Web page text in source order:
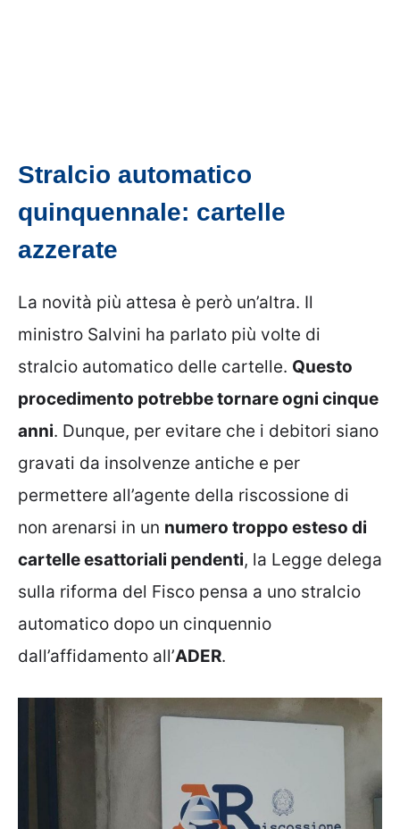
Stralcio automatico
quinquennale: cartelle
azzerate
La novità più attesa è però un’altra. Il
ministro Salvini ha parlato più volte di
stralcio automatico delle cartelle. Questo
procedimento potrebbe tornare ogni cinque
anni. Dunque, per evitare che i debitori siano
gravati da insolvenze antiche e per
permettere all’agente della riscossione di
non arenarsi in un numero troppo esteso di
cartelle esattoriali pendenti, la Legge delega
sulla riforma del Fisco pensa a uno stralcio
automatico dopo un cinquennio
dall’affidamento all’ADER.